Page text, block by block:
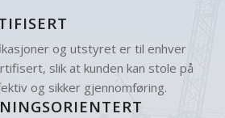
og utstyret er til enhver
slik at kunden kan stole på
og sikker gjennomføring.